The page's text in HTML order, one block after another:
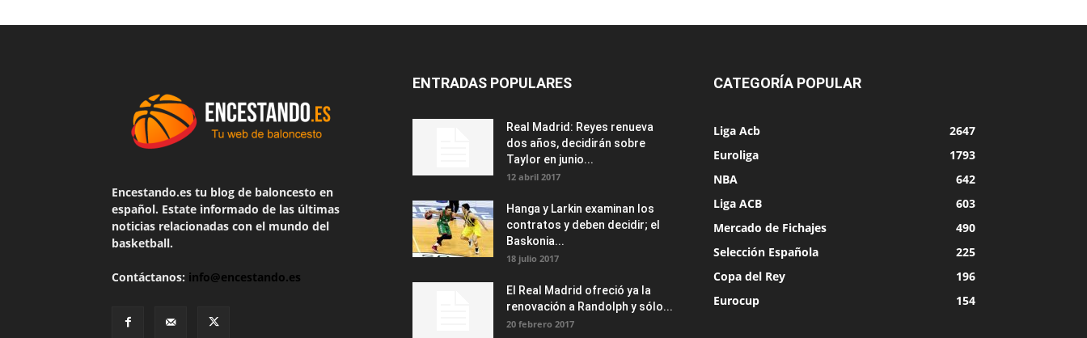
Encestando.es tu blog de baloncesto en
español. Estate informado de las últimas
noticias relacionadas con el mundo del
basketball.
Contáctanos: info@encestando.es
ENTRADAS POPULARES
Real Madrid: Reyes renueva
dos años, decidirán sobre
Taylor en junio...
12 abril 2017
Hanga y Larkin examinan los
contratos y deben decidir; el
Baskonia...
18 julio 2017
El Real Madrid ofreció ya la
renovación a Randolph y sólo...
20 febrero 2017
CATEGORÍA POPULAR
Liga Acb
2647
Euroliga
1793
NBA
642
Liga ACB
603
Mercado de Fichajes
490
Selección Española
225
Copa del Rey
196
Eurocup
154